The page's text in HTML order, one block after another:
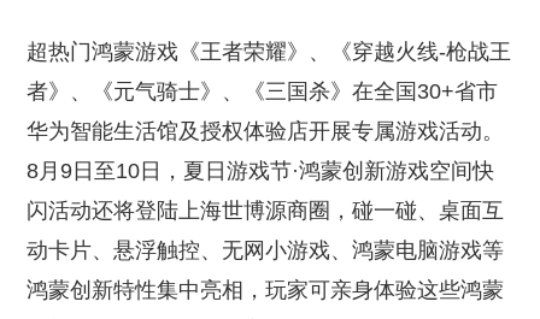
超热门鸿蒙游戏《王者荣耀》、《穿越火线-枪战王
者》、《元气骑士》、《三国杀》在全国30+省市
华为智能生活馆及授权体验店开展专属游戏活动。
8月9日至10日，夏日游戏节·鸿蒙创新游戏空间快
闪活动还将登陆上海世博源商圈，碰一碰、桌面互
动卡片、悬浮触控、无网小游戏、鸿蒙电脑游戏等
鸿蒙创新特性集中亮相，玩家可亲身体验这些鸿蒙